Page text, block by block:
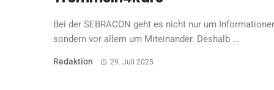
Bei der SEBRACON geht es nicht nur um
sondern vor allem um Miteinander. Deshalb ...
Redaktion 29. Juli 2025